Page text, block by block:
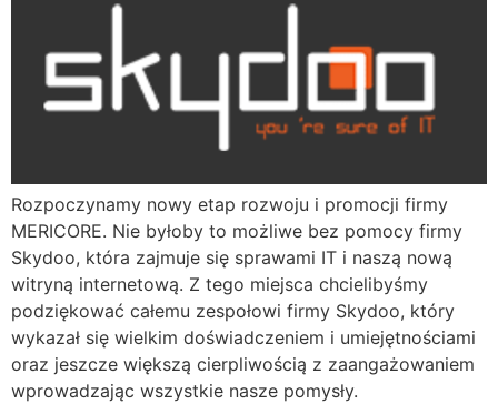
Rozpoczynamy nowy etap rozwoju i promocji firmy
MERICORE. Nie byłoby to możliwe bez pomocy firmy
Skydoo, która zajmuje się sprawami IT i naszą nową
witryną internetową. Z tego miejsca chcielibyśmy
podziękować całemu zespołowi firmy Skydoo, który
wykazał się wielkim doświadczeniem i umiejętnościami
oraz jeszcze większą cierpliwością z zaangażowaniem
wprowadzając wszystkie nasze pomysły.